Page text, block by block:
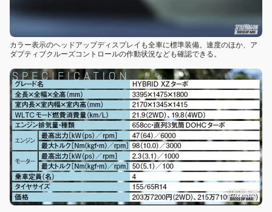
カラー表示のヘッドアップディスプレイも全車に標準装備。速度のほか、ア
ダプティブクルーズコントロールの作動状況なども確認できる。